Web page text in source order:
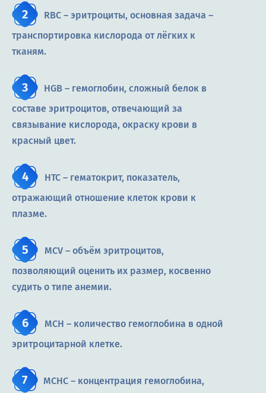
RBC – эритроциты, основная задача –
транспортировка кислорода от лёгких к
тканям.
HGB – гемоглобин, сложный белок в
составе эритроцитов, отвечающий за
связывание кислорода, окраску крови в
красный цвет.
HTC – гематокрит, показатель,
отражающий отношение клеток крови к
плазме.
MCV – объём эритроцитов,
позволяющий оценить их размер, косвенно
судить о типе анемии.
MCH – количество гемоглобина в одной
эритроцитарной клетке.
MCHC – концентрация гемоглобина,